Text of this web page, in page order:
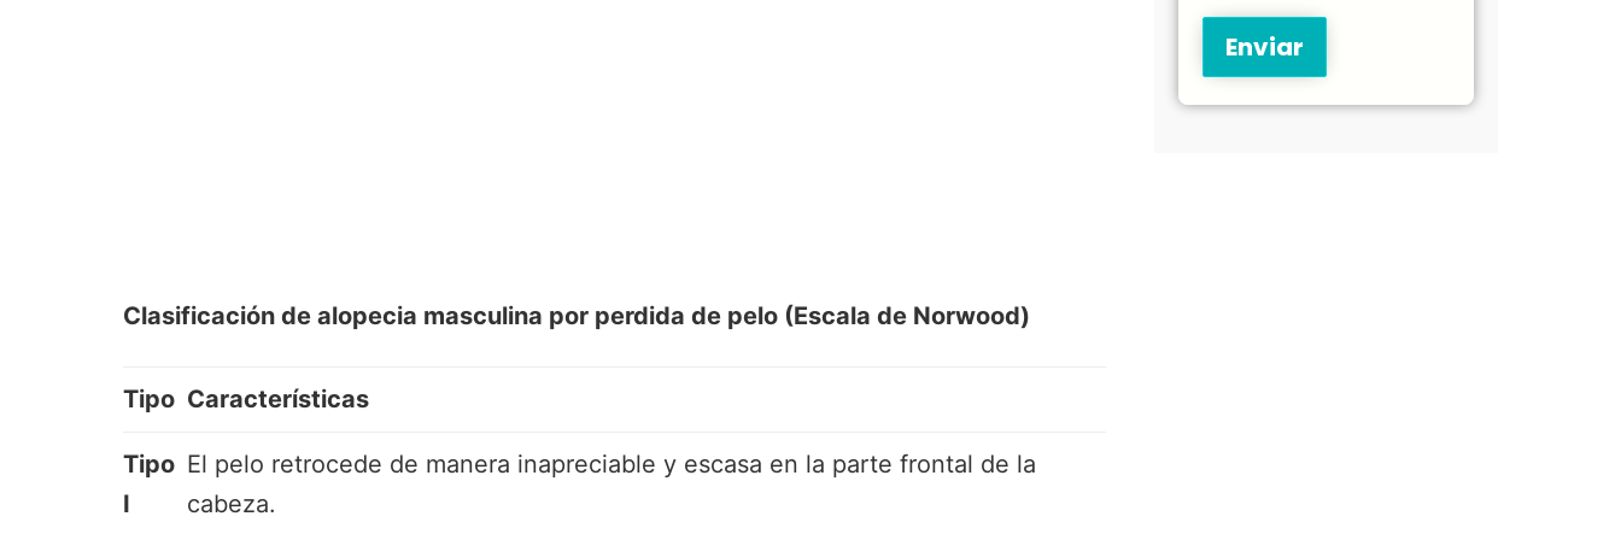
Clasificación de alopecia masculina por perdida de pelo (Escala de Norwood)
Tipo Características
Tipo
I
El pelo retrocede de manera inapreciable y escasa en la parte frontal de la
cabeza.